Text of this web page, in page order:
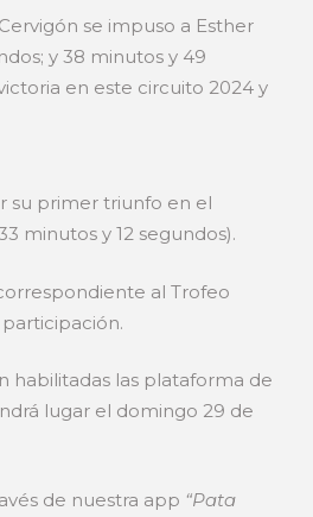
se impuso a Esther
y 38 minutos y 49
en este circuito 2024 y
su primer triunfo en el
minutos y 12 segundos).
al Trofeo
habilitadas las plataforma de
lugar el domingo 29 de
de nuestra app “Pata